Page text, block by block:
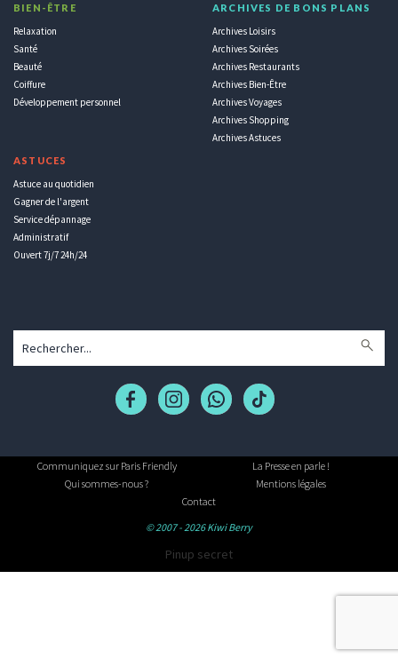
BIEN-ÊTRE
Relaxation
Santé
Beauté
Coiffure
Développement personnel
ASTUCES
Astuce au quotidien
Gagner de l'argent
Service dépannage
Administratif
Ouvert 7j/7 24h/24
ARCHIVES DE BONS PLANS
Archives Loisirs
Archives Soirées
Archives Restaurants
Archives Bien-Être
Archives Voyages
Archives Shopping
Archives Astuces
Communiquez sur Paris Friendly
La Presse en parle !
Qui sommes-nous ?
Mentions légales
Contact
© 2007 - 2026 Kiwi Berry
Pinup secret